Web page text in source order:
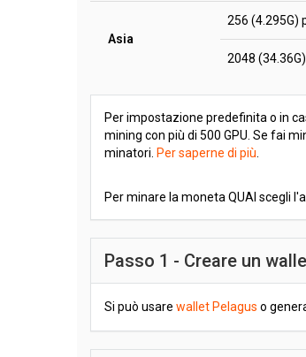
Asia
256 (4.295G)
2048
Per impostazione predefinita o in
mining con più di 500 GPU. Se fai
minatori. Per saperne di più
Per minare la moneta QUAI scegli
Passo 1 - Creare un
Si può usare wallet Pelagus o